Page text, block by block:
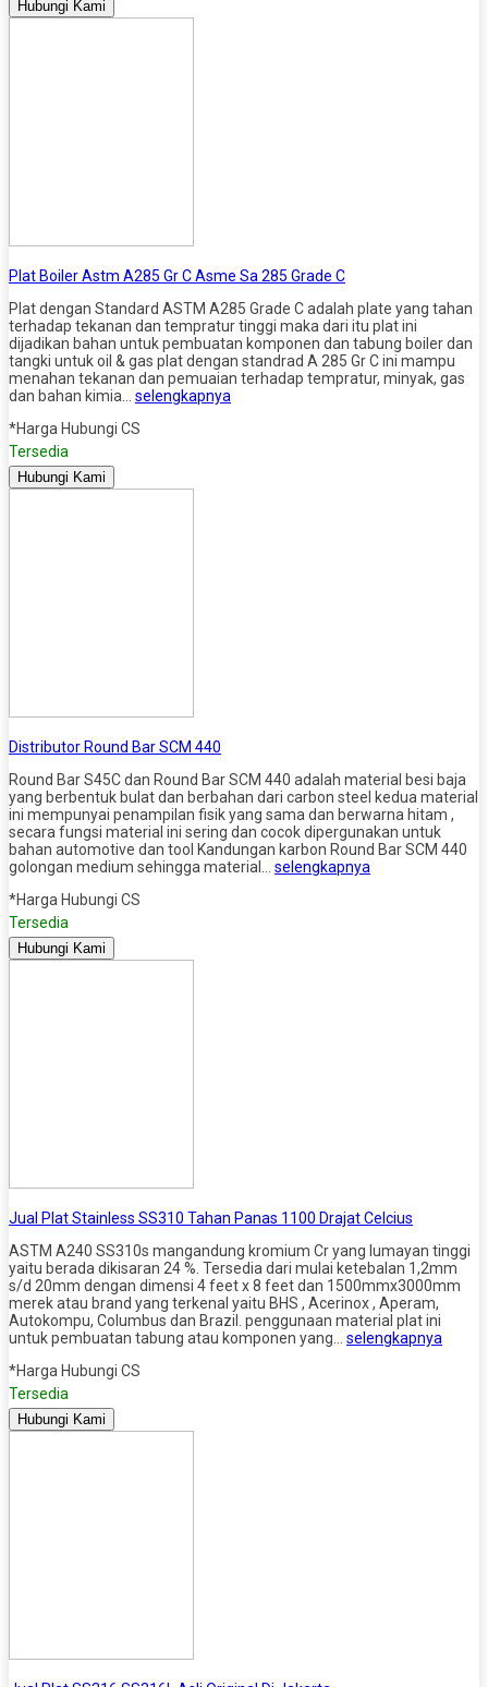
Hubungi Kami
Plat Boiler Astm A285 Gr C Asme Sa 285 Grade C
Plat dengan Standard ASTM A285 Grade C adalah plate yang tahan
terhadap tekanan dan tempratur tinggi maka dari itu plat ini
dijadikan bahan untuk pembuatan komponen dan tabung boiler dan
tangki untuk oil & gas plat dengan standrad A 285 Gr C ini mampu
menahan tekanan dan pemuaian terhadap tempratur, minyak, gas
dan bahan kimia… selengkapnya
*Harga Hubungi CS
Tersedia
Hubungi Kami
Distributor Round Bar SCM 440
Round Bar S45C dan Round Bar SCM 440 adalah material besi baja
yang berbentuk bulat dan berbahan dari carbon steel kedua material
ini mempunyai penampilan fisik yang sama dan berwarna hitam ,
secara fungsi material ini sering dan cocok dipergunakan untuk
bahan automotive dan tool Kandungan karbon Round Bar SCM 440
golongan medium sehingga material… selengkapnya
*Harga Hubungi CS
Tersedia
Hubungi Kami
Jual Plat Stainless SS310 Tahan Panas 1100 Drajat Celcius
ASTM A240 SS310s mangandung kromium Cr yang lumayan tinggi
yaitu berada dikisaran 24 %. Tersedia dari mulai ketebalan 1,2mm
s/d 20mm dengan dimensi 4 feet x 8 feet dan 1500mmx3000mm
merek atau brand yang terkenal yaitu BHS , Acerinox , Aperam,
Autokompu, Columbus dan Brazil. penggunaan material plat ini
untuk pembuatan tabung atau komponen yang… selengkapnya
*Harga Hubungi CS
Tersedia
Hubungi Kami